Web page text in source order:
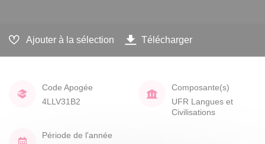
Ajouter à la sélection Télécharger
Code Apogée
4LLV31B2
Composante(s)
UFR Langues et
Civilisations
Période de l'année